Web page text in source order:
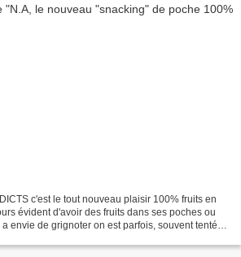
c'est le tout nouveau plaisir 100% fruits en
évident d'avoir des fruits dans ses poches ou
envie de grignoter on est parfois, souvent tenté